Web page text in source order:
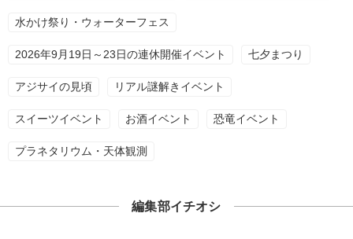
水かけ祭り・ウォーターフェス
2026年9月19日～23日の連休開催イベント 七夕まつり
アジサイの見頃 リアル謎解きイベント
スイーツイベント お酒イベント 恐竜イベント
プラネタリウム・天体観測
編集部イチオシ